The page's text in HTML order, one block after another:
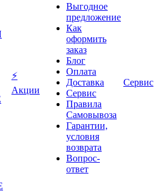
⚡
Акции
Выгодное
предложение
Как
оформить
заказ
Блог
Оплата
Доставка
Сервис
Правила
Самовывоза
Гарантии,
условия
возврата
Вопрос-
ответ
Сервис